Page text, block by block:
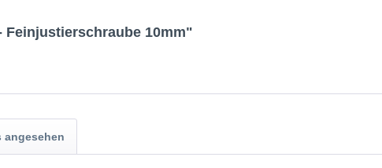
Feinjustierschraube 10mm"
angesehen